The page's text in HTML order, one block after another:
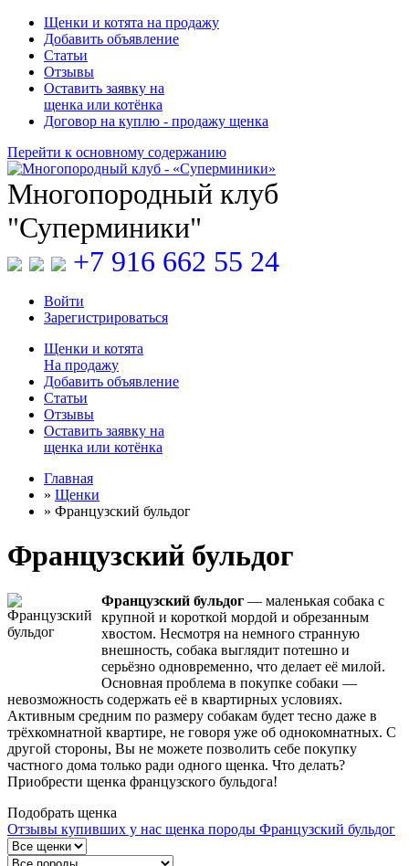
Щенки и котята на продажу
Добавить объявление
Статьи
Отзывы
Оставить заявку на
щенка или котёнка
Договор на куплю - продажу щенка
Перейти к основному содержанию
Многопородный клуб
"Суперминики"
+7 916 662 55 24
Войти
Зарегистрироваться
Щенки и котята
На продажу
Добавить объявление
Статьи
Отзывы
Оставить заявку на
щенка или котёнка
Главная
» Щенки
» Французский бульдог
Французский бульдог
Французский бульдог — маленькая собака с
крупной и короткой мордой и обрезанным
хвостом. Несмотря на немного странную
внешность, собака выглядит потешно и
серьёзно одновременно, что делает её милой.
Основная проблема в покупке собаки —
невозможность содержать её в квартирных условиях.
Активным средним по размеру собакам будет тесно даже в
трёхкомнатной квартире, не говоря уже об однокомнатных. С
другой стороны, Вы не можете позволить себе покупку
частного дома только ради одного щенка. Что делать?
Приобрести щенка французского бульдога!
Подобрать щенка
Отзывы купивших у нас щенка породы Французский бульдог